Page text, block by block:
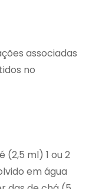
associadas
no
(2,5 ml) 1 ou 2
em água